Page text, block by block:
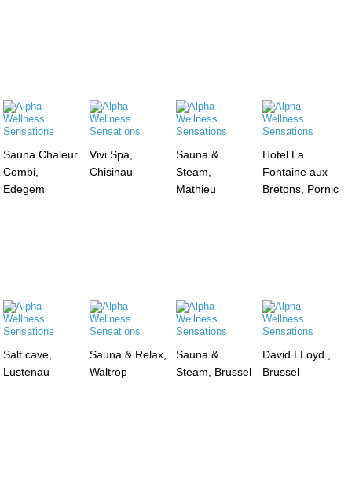
Sauna Chaleur
Combi,
Edegem
Vivi Spa,
Chisinau
Sauna &
Steam,
Mathieu
Hotel La
Fontaine aux
Bretons, Pornic
Salt cave,
Lustenau
Sauna & Relax,
Waltrop
Sauna &
Steam, Brussel
David LLoyd ,
Brussel